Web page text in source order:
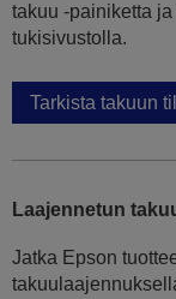
takuu -painiketta
tukisivustolla.
Tarkista takuun
Laajennetun
Jatka Epson